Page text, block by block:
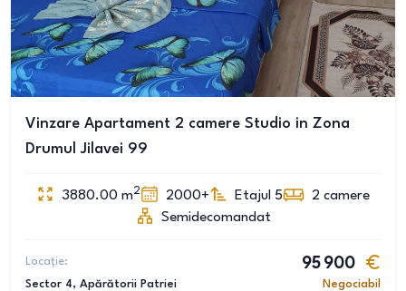
Vinzare Apartament 2 camere Studio in Zona
Drumul Jilavei 99
3880.00 m2 2000+ Etajul 5 2 camere
Semidecomandat
Locație:
Sector 4, Apărătorii Patriei
95 900
Negociabil